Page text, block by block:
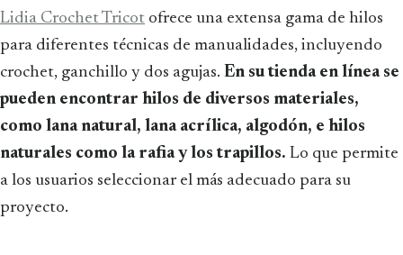
Lidia Crochet Tricot ofrece una extensa gama de hilos
para diferentes técnicas de manualidades, incluyendo
crochet, ganchillo y dos agujas. En su tienda en línea se
pueden encontrar hilos de diversos materiales,
como lana natural, lana acrílica, algodón, e hilos
naturales como la rafia y los trapillos. Lo que permite
a los usuarios seleccionar el más adecuado para su
proyecto.